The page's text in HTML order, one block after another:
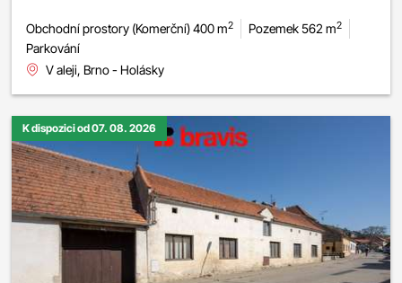
Obchodní prostory (Komerční) 400 m2 Pozemek 562 m2
Parkování
V aleji, Brno - Holásky
K dispozici od 07. 08. 2026